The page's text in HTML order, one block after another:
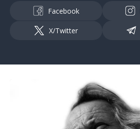
Facebook
X/Twitter